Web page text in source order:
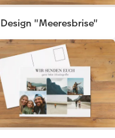
Design "Meeresbrise"